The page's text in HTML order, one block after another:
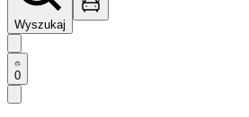
Wyszukaj
0